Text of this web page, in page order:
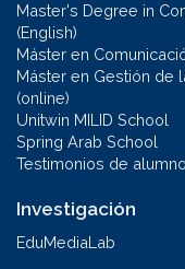
Master's Degree in
(English)
Máster en
Máster en Gestión de
(online)
Unitwin MILID School
Spring Arab School
Testimonios de
Investigación
EduMediaLab